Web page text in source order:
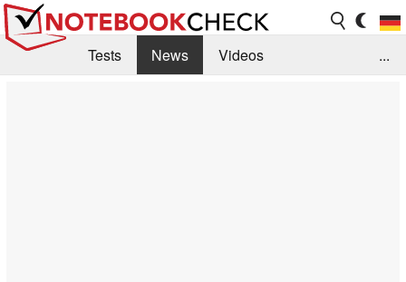
Tests News
Videos
...